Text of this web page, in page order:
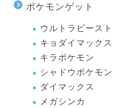
ポケモンゲット
ウルトラビースト
キョダイマックス
キラポケモン
シャドウポケモン
ダイマックス
メガシンカ